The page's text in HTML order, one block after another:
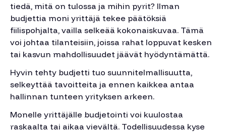
tiedä, mitä on tulossa ja mihin pyrit? Ilman
budjettia moni yrittäjä tekee päätöksiä
fiilispohjalta, vailla selkeää kokonaiskuvaa. Tämä
voi johtaa tilanteisiin, joissa rahat loppuvat kesken
tai kasvun mahdollisuudet jäävät hyödyntämättä.
Hyvin tehty budjetti tuo suunnitelmallisuutta,
selkeyttää tavoitteita ja ennen kaikkea antaa
hallinnan tunteen yrityksen arkeen.
Monelle yrittäjälle budjetointi voi kuulostaa
raskaalta tai aikaa vievältä. Todellisuudessa kyse